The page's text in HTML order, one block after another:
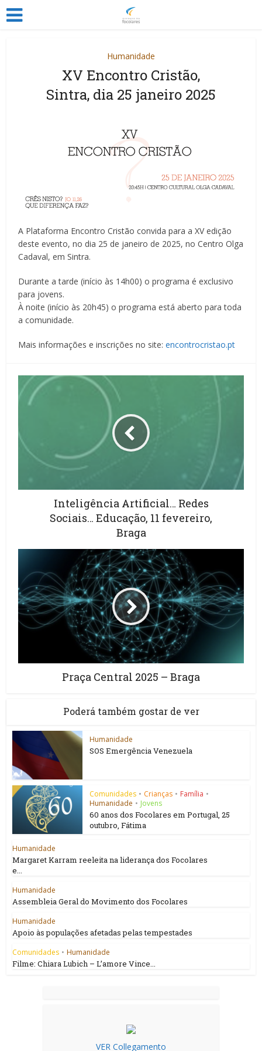
Humanidade
XV Encontro Cristão,
Sintra, dia 25 janeiro 2025
A Plataforma Encontro Cristão convida para a XV edição
deste evento, no dia 25 de janeiro de 2025, no Centro Olga
Cadaval, em Sintra.
Durante a tarde (início às 14h00) o programa é exclusivo
para jovens.
À noite (início às 20h45) o programa está aberto para toda
a comunidade.
Mais informações e inscrições no site:encontrocristao.pt
Inteligência Artificial… Redes
Sociais… Educação, 11 fevereiro,
Braga
Praça Central 2025 – Braga
Poderá também gostar de ver
Humanidade
SOS Emergência Venezuela
Comunidades • Crianças • Família •
Humanidade • Jovens
60 anos dos Focolares em Portugal, 25
outubro, Fátima
Humanidade
Margaret Karram reeleita na liderança dos Focolares
e...
Humanidade
Assembleia Geral do Movimento dos Focolares
Humanidade
Apoio às populações afetadas pelas tempestades
Comunidades • Humanidade
Filme: Chiara Lubich – L’amore Vince...
VER Collegamento